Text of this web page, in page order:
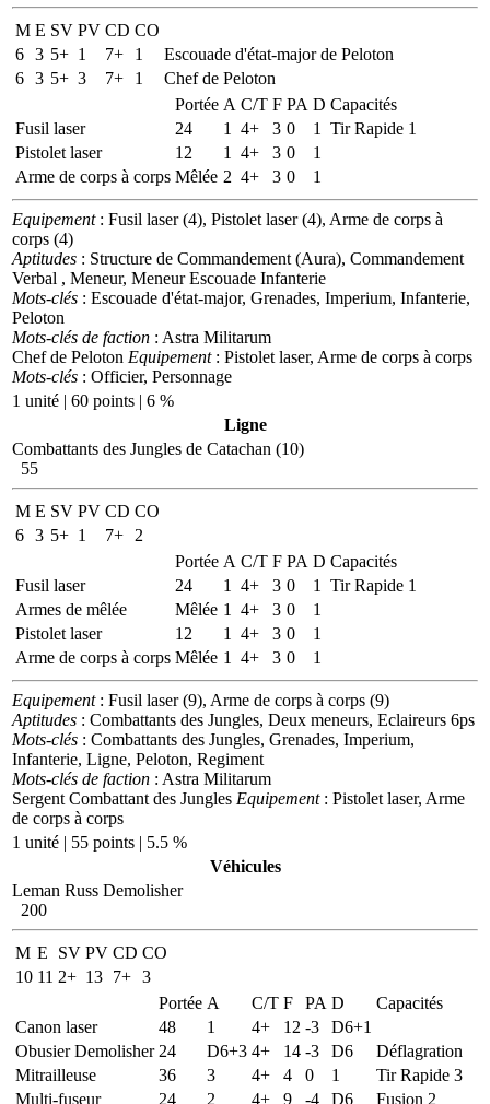
M E SV PV CD CO
6 3 5+ 1 7+ 1
Escouade d'état-major de Peloton
6 3 5+ 3 7+ 1
Chef de Peloton
Portée A C/T F PA D Capacités
Fusil laser
24 1 4+ 3 0 1
Tir Rapide 1
Pistolet laser
12 1 4+ 3 0
1
Arme de corps à corps Mêlée 2 4+ 3 0 1
Equipement: Fusil laser (4), Pistolet laser (4), Arme de corps à
corps (4)
Aptitudes : Structure de Commandement (Aura), Commandement
Verbal , Meneur, Meneur Escouade Infanterie
Mots-clés : Escouade d'état-major, Grenades, Imperium, Infanterie,
Peloton
Mots-clés de faction : Astra Militarum
Chef de Peloton Equipement: Pistolet laser, Arme de corps à corps
Mots-clés : Officier, Personnage
1 unité | 60 points | 6 %
Ligne
Combattants des Jungles de Catachan (10)
55
M E SV PV CD CO
6 3 5+ 1 7+
2
Portée A C/T F PA D Capacités
Fusil laser
24 1 4+ 3 0 1
Tir Rapide 1
Armes de mêlée
Mêlée 1 4+ 3 0
1
Pistolet laser
12 1 4+ 3 0
1
Arme de corps à corps Mêlée 1 4+ 3 0 1
Equipement: Fusil laser (9), Arme de corps à corps (9)
Aptitudes : Combattants des Jungles, Deux meneurs, Eclaireurs 6ps
Mots-clés : Combattants des Jungles, Grenades, Imperium,
Infanterie, Ligne, Peloton, Regiment
Mots-clés de faction : Astra Militarum
Sergent Combattant des Jungles Equipement: Pistolet laser, Arme
de corps à corps
1 unité | 55 points | 5.5 %
Véhicules
Leman Russ Demolisher
200
M E SV PV CD CO
10 11 2+ 13 7+ 3
Portée A C/T F PA D
Capacités
Canon laser
48 1 4+ 12 -3
D6+1
Obusier Demolisher 24 D6+3 4+ 14 -3 D6
Déflagration
Mitrailleuse
36 3 4+ 4 0 1
Tir Rapide 3
Multi-fuseur
24 2 4+ 9 -4 D6 Fusion 2